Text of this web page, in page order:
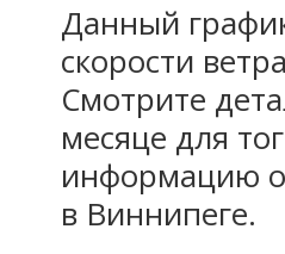
Данный
скорости
Смотрите
месяце для
информацию о
в Виннипеге.